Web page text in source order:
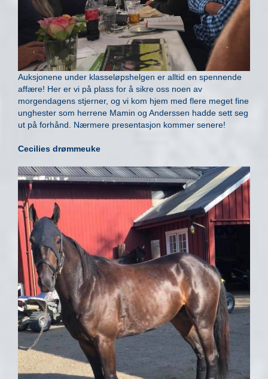
Auksjonene under klasseløpshelgen er alltid en spennende
affære! Her er vi på plass for å sikre oss noen av
morgendagens stjerner, og vi kom hjem med flere meget fine
unghester som herrene Mamin og Anderssen hadde sett seg
ut på forhånd. Nærmere presentasjon kommer senere!
Cecilies drømmeuke